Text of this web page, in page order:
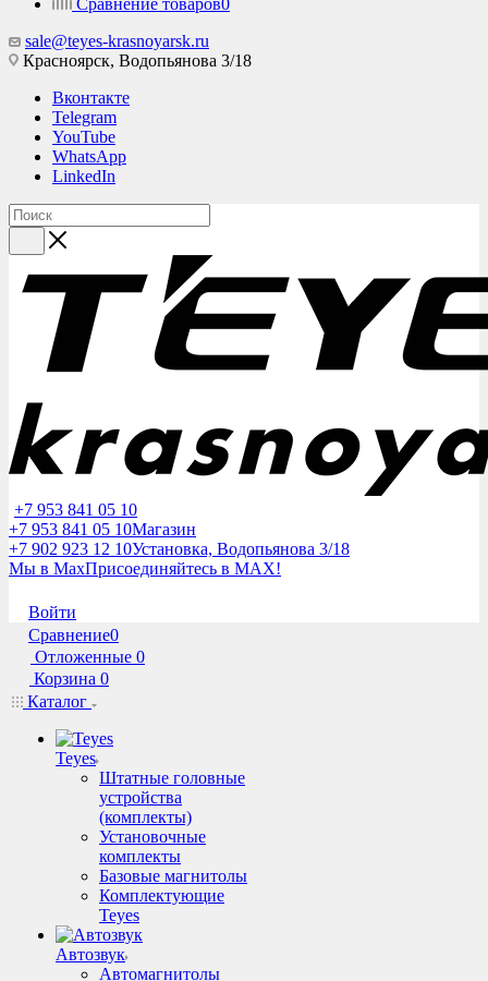
Сравнение товаров0
sale@teyes-krasnoyarsk.ru
Красноярск, Водопьянова 3/18
Вконтакте
Telegram
YouTube
WhatsApp
LinkedIn
+7 953 841 05 10
+7 953 841 05 10Магазин
+7 902 923 12 10Установка, Водопьянова 3/18
Мы в MaxПрисоединяйтесь в MAX!
Войти
Сравнение0
Отложенные 0
Корзина 0
Каталог
Teyes
Штатные головные
устройства
(комплекты)
Установочные
комплекты
Базовые магнитолы
Комплектующие
Teyes
Автозвук
Автомагнитолы